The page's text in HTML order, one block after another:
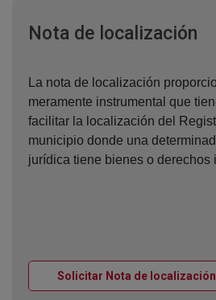
Nota de localización
La nota de localización
meramente instrumental que
facilitar la localización del
municipio donde una
jurídica tiene bienes o derechos
Solicitar Nota de localización